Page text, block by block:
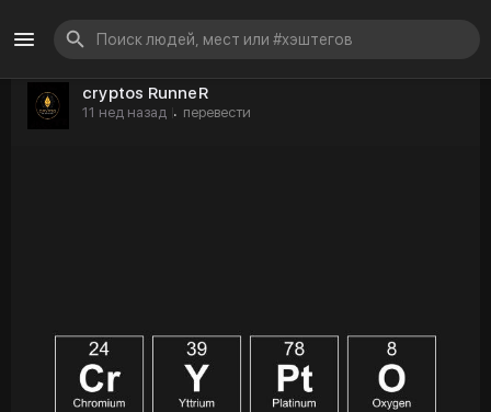
cryptos RunneR
11 нед назад · перевести